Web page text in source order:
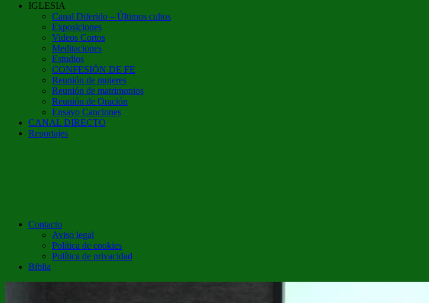
IGLESIA
Canal Diferido – Últimos cultos
Exposiciones
Videos Cortos
Meditaciones
Estudios
CONFESIÓN DE FE
Reunión de mujeres
Reunión de matrimonios
Reunión de Oración
Ensayo Canciones
CANAL DIRECTO
Reportajes
Contacto
Aviso legal
Política de cookies
Política de privacidad
Biblia